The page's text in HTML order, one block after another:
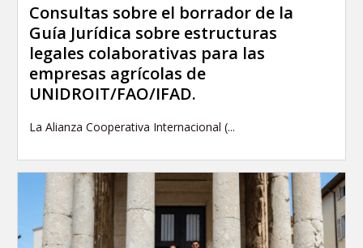
Consultas sobre el borrador de la
Guía Jurídica sobre estructuras
legales colaborativas para las
empresas agrícolas de
UNIDROIT/FAO/IFAD.
La Alianza Cooperativa Internacional (...